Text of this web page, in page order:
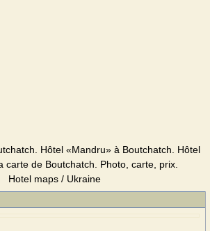
Hôtel «Mandru» à Boutchatch. Hôtel
carte de Boutchatch. Photo, carte, prix.
Hotel maps / Ukraine